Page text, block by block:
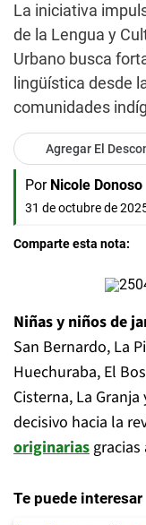
La iniciativa
de la Lengua y
Urbano busca
lingüística desde
comunidades
Agregar El
Por Nicole Donoso
31 de octubre de
Comparte esta nota:
Niñas y niños de
San Bernardo, La
Huechuraba, El
Cisterna, La
decisivo hacia la
originarias
Te puede interesar